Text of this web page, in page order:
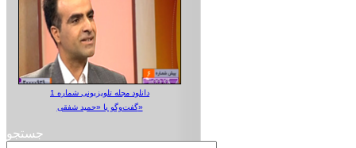
دانلود مجله تلویزیونی شماره 1
گفت‌وگو با «حمید شفقی»
جستجو